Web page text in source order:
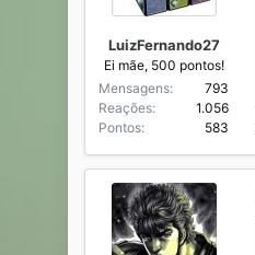
LuizFernando27
Ei mãe, 500 pontos!
Mensagens
793
Reações
1.056
Pontos
583